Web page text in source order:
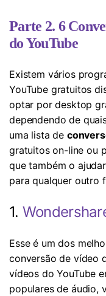
Parte 2. 6
do YouTube
Existem vários
YouTube gratuitos
optar por desktop
dependendo de
uma lista de
gratuitos on-line ou
que também o
para qualquer outro
1.
Esse é um dos
conversão de vídeo
vídeos do YouTube
populares de áudio,